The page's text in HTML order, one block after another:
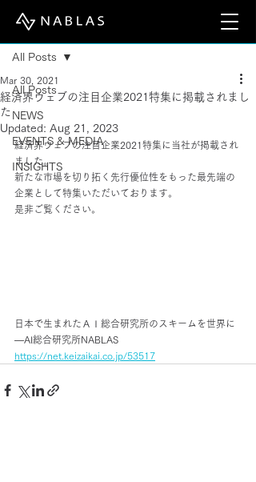
Post
All Posts
NEWS
EVENTS & MEDIA
INSIGHTS
All Posts
経済界ウェブの注目企業2021特集に掲載されまし
た
Mar 30, 2021
Updated: Aug 21, 2023
経済界ウェブの注目企業2021特集に当社が掲載され
ました。
新たな市場を切り拓く先行優位性をもった最先端の
企業として特集いただいております。
是非ご覧ください。
日本で生まれたＡＩ総合研究所のスキームを世界に
―AI総合研究所NABLAS
https://net.keizaikai.co.jp/53517